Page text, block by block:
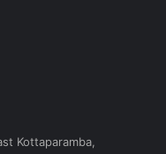
Kottaparamba,